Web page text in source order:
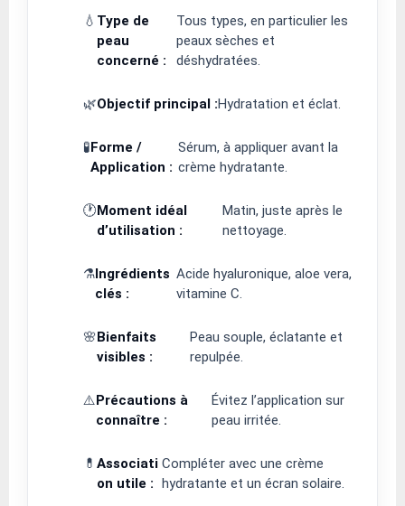
💧 Type de
peau
concerné :
Tous types, en particulier les
peaux sèches et
déshydratées.
🌿Objectif principal :Hydratation et éclat.
🧪Forme /
Application :
Sérum, à appliquer avant la
crème hydratante.
🕐Moment idéal
d’utilisation :
Matin, juste après le
nettoyage.
⚗️Ingrédients
clés :
Acide hyaluronique, aloe vera,
vitamine C.
🌸Bienfaits
visibles :
Peau souple, éclatante et
repulpée.
⚠️Précautions à
connaître :
Évitez l’application sur
peau irritée.
💊 Associati
on utile :
Compléter avec une crème
hydratante et un écran solaire.